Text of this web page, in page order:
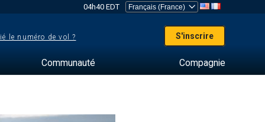
04h40 EDT
le numéro de vol ? S'inscrire
Communauté Compagnie